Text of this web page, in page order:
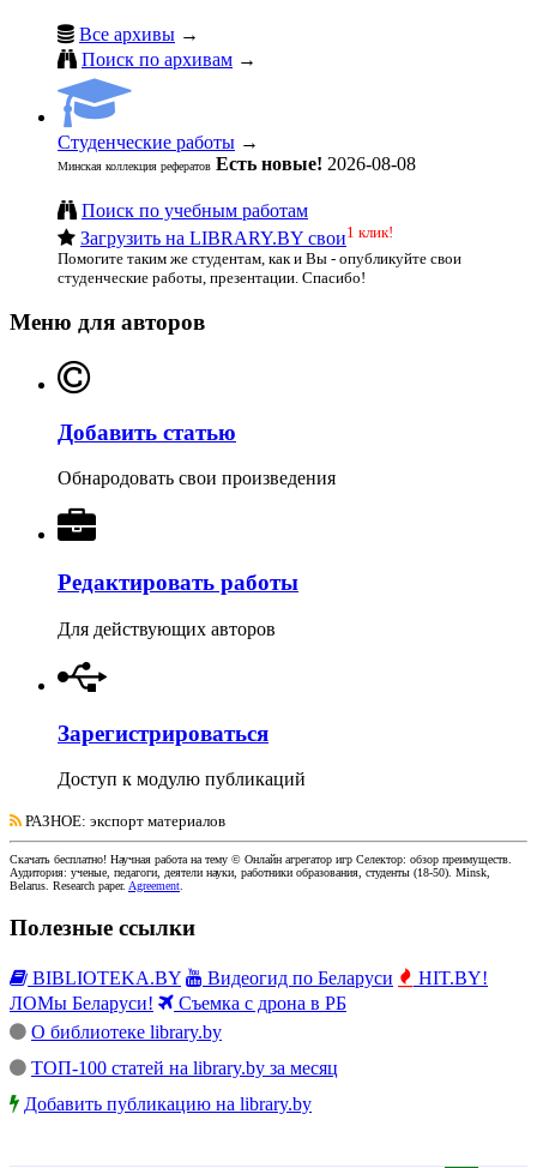
Все архивы →
Поиск по архивам →
Студенческие работы →
Минская коллекция рефератов Есть новые! 2026-08-08
Поиск по учебным работам
Загрузить на LIBRARY.BY свои1 клик!
Помогите таким же студентам, как и Вы - опубликуйте свои
студенческие работы, презентации. Спасибо!
Меню для авторов
Добавить статью
Обнародовать свои произведения
Редактировать работы
Для действующих авторов
Зарегистрироваться
Доступ к модулю публикаций
РАЗНОЕ: экспорт материалов
Скачать бесплатно! Научная работана тему © Онлайн агрегатор игр Селектор: обзор преимуществ.
Аудитория: ученые, педагоги, деятели науки, работники образования, студенты (18-50). Minsk,
Belarus. Research paper. Agreement.
Полезные ссылки
BIBLIOTEKA.BY Видеогид по Беларуси
HIT.BY!
ЛОМы Беларуси!
Съемка с дрона в РБ
О библиотеке library.by
ТОП-100 статей на library.by за месяц
Добавить публикацию на library.by